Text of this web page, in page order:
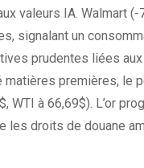
valeurs IA. Walmart (-
signalant un
prudentes liées
premières, le
à 66,69$). L’or
droits de douane